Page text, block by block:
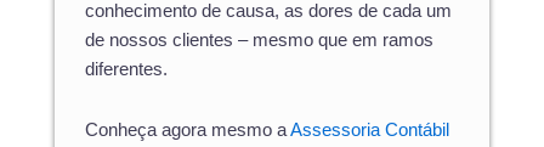
conhecimento de causa, as dores de cada um
de nossos clientes – mesmo que em ramos
diferentes.
Conheça agora mesmo aAssessoria Contábil